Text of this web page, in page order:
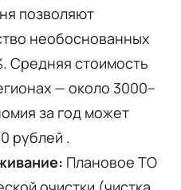
позволяют
необоснованных
Средняя стоимость
— около 3000–
за год может
рублей .
Плановое ТО